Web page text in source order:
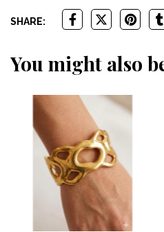
SHARE:
You might also